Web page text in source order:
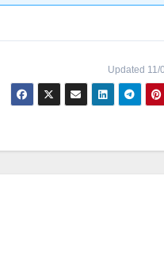
Updated 11/